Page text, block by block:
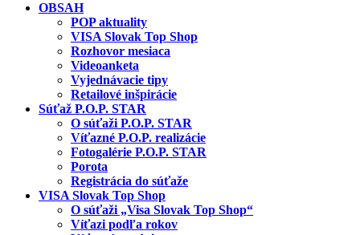
OBSAH
POP aktuality
VISA Slovak Top Shop
Rozhovor mesiaca
Videoanketa
Vyjednávacie tipy
Retailové inšpirácie
Súťaž P.O.P. STAR
O súťaži P.O.P. STAR
Víťazné P.O.P. realizácie
Fotogalérie P.O.P. STAR
Porota
Registrácia do súťaže
VISA Slovak Top Shop
O súťaži „Visa Slovak Top Shop“
Víťazi podľa rokov